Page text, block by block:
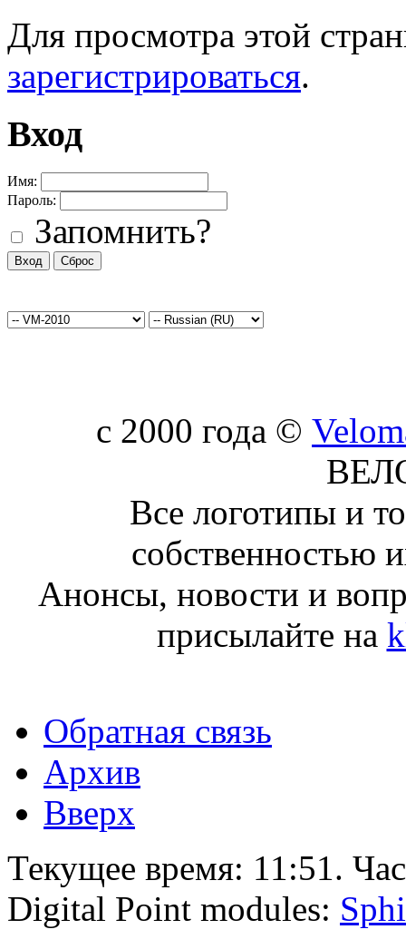
Для просмотра этой
зарегистрироваться.
Вход
Имя:
Пароль:
Запомнить?
c 2000 года ©
Все логотипы и
собственностью
Анонсы, новости и
присылайте на
Обратная связь
Архив
Вверх
Текущее время: 11:51.
Digital Point modules: